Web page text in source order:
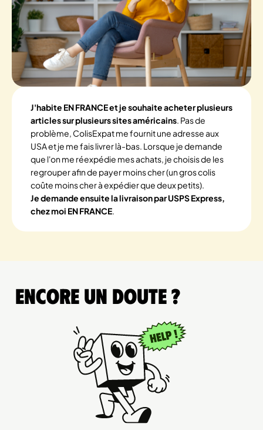
J'habite EN FRANCE et je souhaite acheter plusieurs
articles sur plusieurs sites américains. Pas de
problème, ColisExpat me fournit une adresse aux
USA et je me fais livrer là-bas. Lorsque je demande
que l'on me réexpédie mes achats, je choisis de les
regrouper afin de payer moins cher (un gros colis
coûte moins cher à expédier que deux petits).
Je demande ensuite la livraison par USPS Express,
chez moi EN FRANCE.
Encore un doute ?